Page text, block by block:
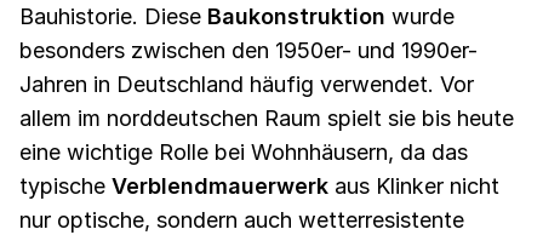
Bauhistorie. Diese Baukonstruktion wurde
besonders zwischen den 1950er- und 1990er-
Jahren in Deutschland häufig verwendet. Vor
allem im norddeutschen Raum spielt sie bis heute
eine wichtige Rolle bei Wohnhäusern, da das
typische Verblendmauerwerk aus Klinker nicht
nur optische, sondern auch wetterresistente